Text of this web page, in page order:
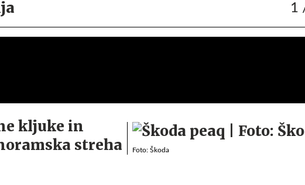
1
Foto: Škoda
kljuke in
streha